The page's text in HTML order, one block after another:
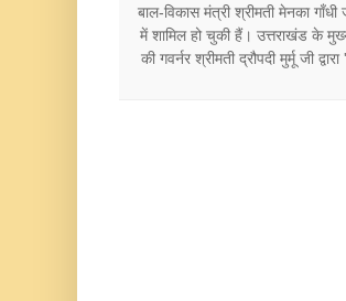
बाल-विकास मंत्री श्रीमती मेनका
में शामिल हो चुकी हैं। उत्तराखंड के
की गवर्नर श्रीमती द्रौपदी मुर्मू जी